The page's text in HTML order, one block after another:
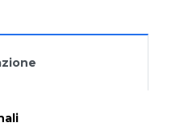
BLT
A GRADINI GPG